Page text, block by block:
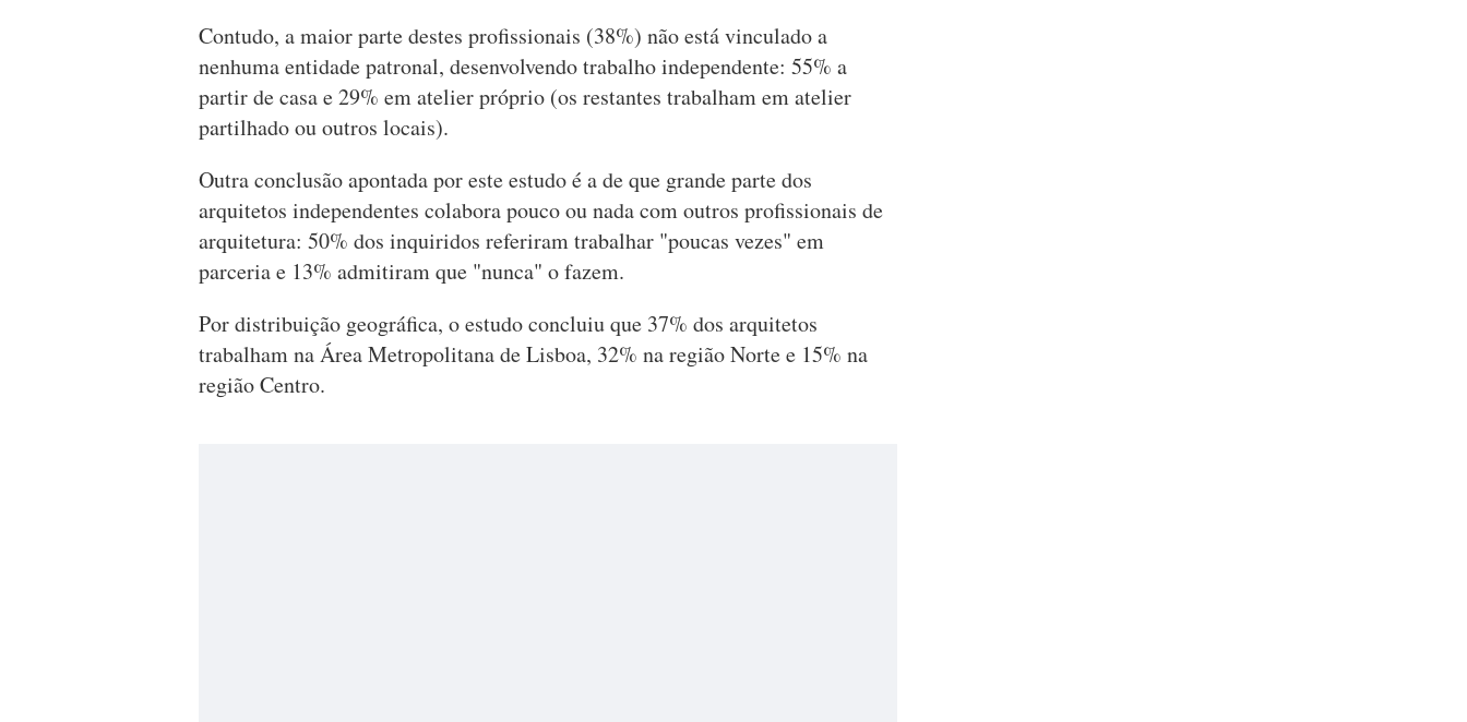
Contudo, a maior parte destes profissionais (38%) não está vinculado a
nenhuma entidade patronal, desenvolvendo trabalho independente: 55% a
partir de casa e 29% em atelier próprio (os restantes trabalham em atelier
partilhado ou outros locais).
Outra conclusão apontada por este estudo é a de que grande parte dos
arquitetos independentes colabora pouco ou nada com outros profissionais de
arquitetura: 50% dos inquiridos referiram trabalhar "poucas vezes" em
parceria e 13% admitiram que "nunca" o fazem.
Por distribuição geográfica, o estudo concluiu que 37% dos arquitetos
trabalham na Área Metropolitana de Lisboa, 32% na região Norte e 15% na
região Centro.